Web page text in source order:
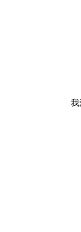
我